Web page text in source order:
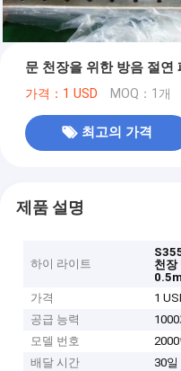
문 천장을 위한 방음 절연
가격：1 USD MOQ：1개
최고의 가격
제품 설명
하이 라이트
천
가격
1
공급 능력
1000
모델 번호
배달 시간
30일